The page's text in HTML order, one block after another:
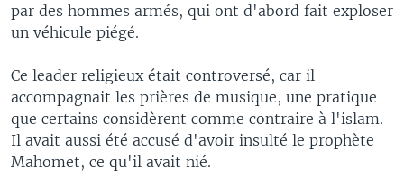
par des hommes armés, qui ont d'abord fait exploser
un véhicule piégé.
Ce leader religieux était controversé, car il
accompagnait les prières de musique, une pratique
que certains considèrent comme contraire à l'islam.
Il avait aussi été accusé d'avoir insulté le prophète
Mahomet, ce qu'il avait nié.